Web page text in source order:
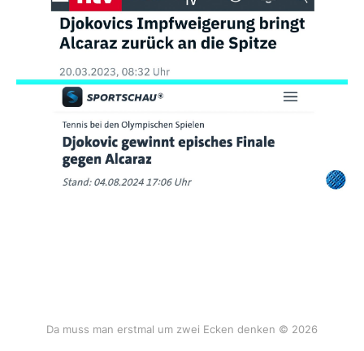
Da muss man erstmal um zwei Ecken denken © 2026